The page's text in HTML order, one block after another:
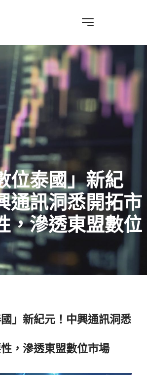
位泰國」新紀
通訊洞悉開拓市
，滲透東盟數位
」新紀元！中興通訊洞悉
，滲透東盟數位市場